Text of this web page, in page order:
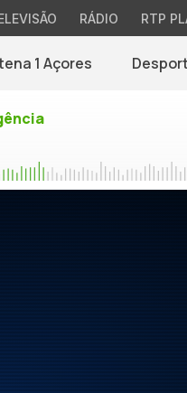
RÁDIO RTP
1 Açores